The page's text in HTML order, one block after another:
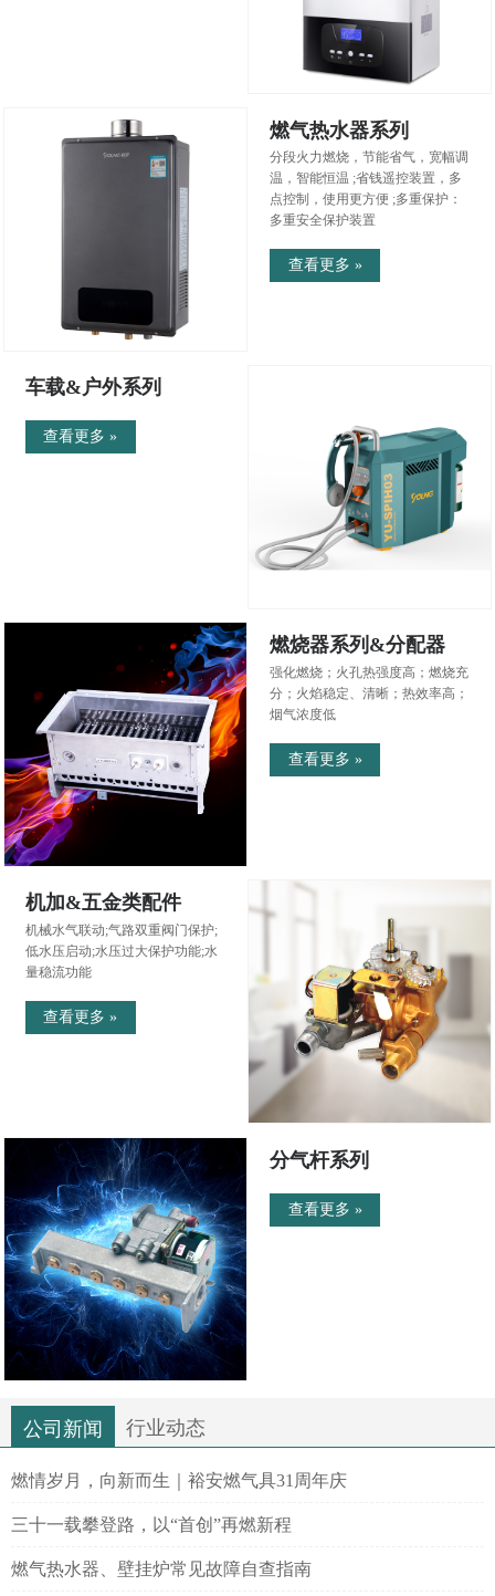
燃气热水器系列
分段火力燃烧，节能省气，宽幅调
温，智能恒温 ;省钱遥控装置，多
点控制，使用更方便 ;多重保护：
多重安全保护装置
查看更多 »
车载&户外系列
查看更多 »
燃烧器系列&分配器
强化燃烧；火孔热强度高；燃烧充
分；火焰稳定、清晰；热效率高；
烟气浓度低
查看更多 »
机加&五金类配件
机械水气联动;气路双重阀门保护;
低水压启动;水压过大保护功能;水
量稳流功能
查看更多 »
分气杆系列
查看更多 »
公司新闻 行业动态
燃情岁月，向新而生｜裕安燃气具31周年庆
三十一载攀登路，以“首创”再燃新程
燃气热水器、壁挂炉常见故障自查指南